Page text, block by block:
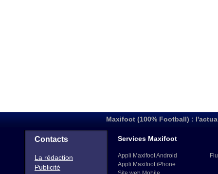
Maxifoot (100% Football) :
Contacts
La rédaction
Publicité
Services Maxifoot
Appli Maxifoot Android
Appli Maxifoot iPhone